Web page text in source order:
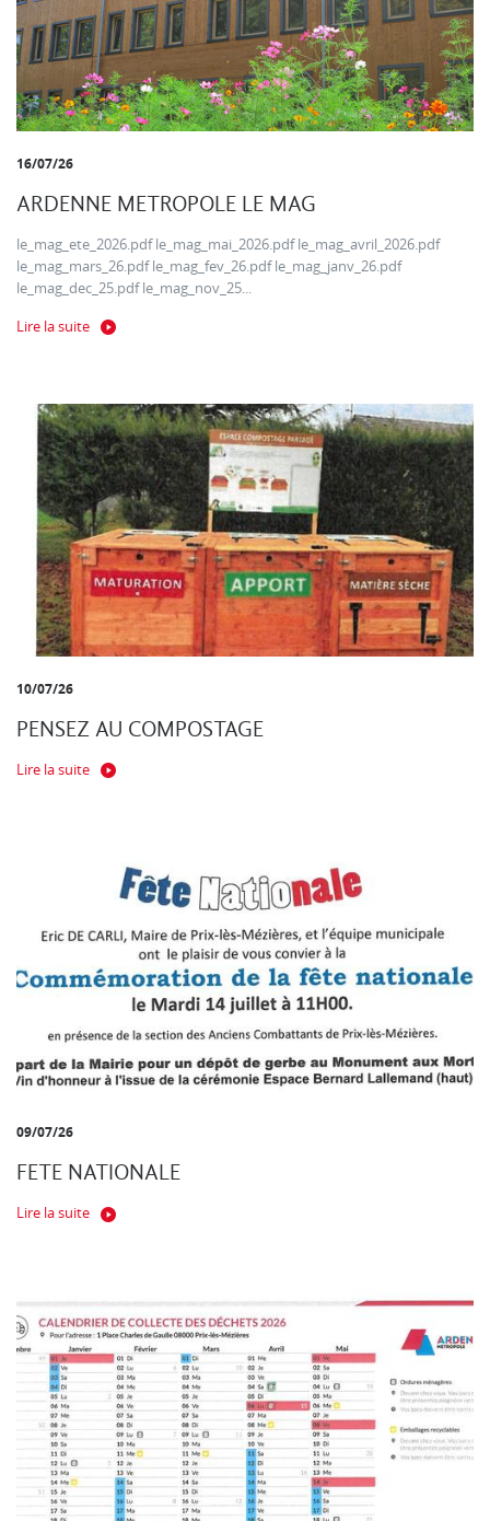
16/07/26
ARDENNE METROPOLE LE MAG
le_mag_ete_2026.pdf le_mag_mai_2026.pdf le_mag_avril_2026.pdf
le_mag_mars_26.pdf le_mag_fev_26.pdf le_mag_janv_26.pdf
le_mag_dec_25.pdf le_mag_nov_25...
Lire la suite
10/07/26
PENSEZ AU COMPOSTAGE
Lire la suite
09/07/26
FETE NATIONALE
Lire la suite